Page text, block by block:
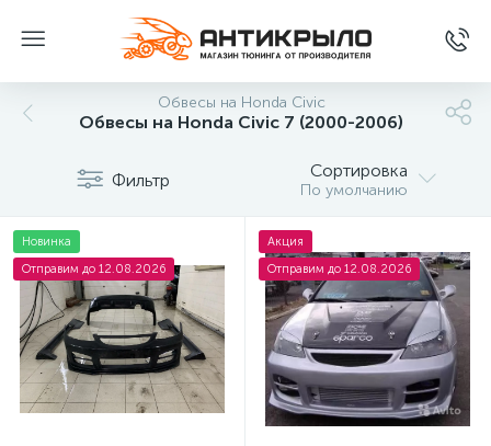
Обвесы на Honda Civic
Обвесы на Honda Civic 7 (2000-2006)
Фильтр Сортировка
По умолчанию
Новинка
Отправим до 12.08.2026
Акция
Отправим до 12.08.2026